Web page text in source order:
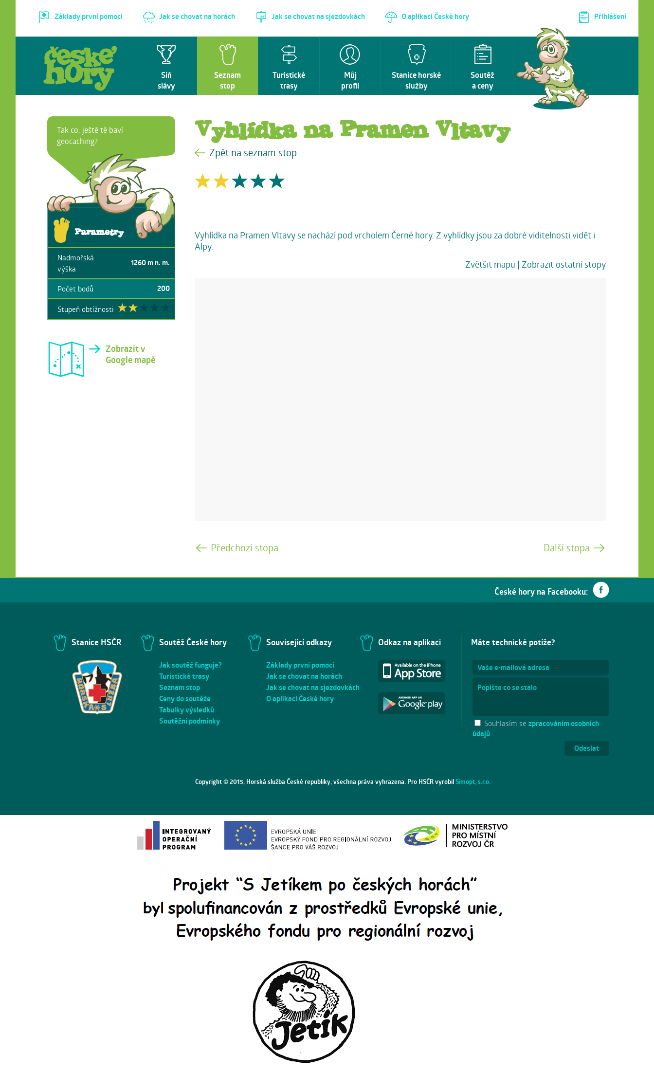
Základy první pomoci Jak se chovat na horách Jak se chovat na sjezdovkách O aplikaci České hory Přihlášení
Síň
slávy
Seznam
stop
Turistické
trasy
Můj
profil
Stanice horské
služby
Soutěž
a ceny
Tak co, ještě tě baví
geocaching?
Parametry
Nadmořská
výška
1260 m n. m.
Počet bodů 200
Stupeň obtížnosti
Zobrazit v
Google mapě
Vyhlídka na Pramen Vltavy
Zpět na seznam stop
Vyhlídka na Pramen Vltavy se nachází pod vrcholem Černé hory. Z vyhlídky jsou za dobré viditelnosti vidět i
Alpy.
Zvětšit mapu | Zobrazit ostatní stopy
Předchozí stopa Další stopa
České hory na Facebooku:
Stanice HSČR Soutěž České hory
Jak soutěž funguje?
Turistické trasy
Seznam stop
Ceny do soutěže
Tabulky výsledků
Soutěžní podmínky
Související odkazy
Základy první pomoci
Jak se chovat na horách
Jak se chovat na sjezdovkách
O aplikaci České hory
Odkaz na aplikaci Máte technické potíže?
Souhlasím se zpracováním osobních
údajů
Copyright © 2015, Horská služba České republiky, všechna práva vyhrazena. Pro HSČR vyrobilSimopt, s.r.o.